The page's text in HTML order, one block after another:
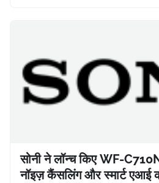
सोनी ने लॉन्च किए WF-
नॉइज़ कैंसलिंग और स्मार्ट एआई